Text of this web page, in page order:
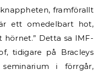
ett omedelbart hot,
Detta sa IMF-
tidigare på Bracleys
i förrgår,